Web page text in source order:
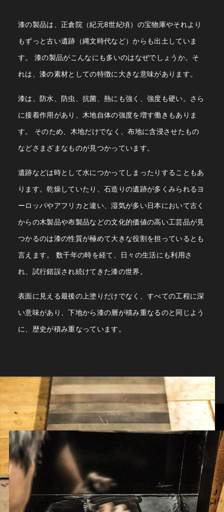
漆の製品は、正倉院（紀元8世紀頃）の宝物庫やそれより
もずっと古い遺跡（縄文時代など）からも出土していま
す。
れは、漆の素材としての特徴に大きな意味があります。
漆は、防水、防虫、抗菌、熱にも強く、強度も硬い。さら
に接着作用があり、木地自体の強度を増す働きもありま
す。
などさまざまなものが見つかっています。
遺跡などは時として水につかってしまったりすることもあ
ります。乾燥していたり、石造りの遺跡が多くみられるヨ
ーロッパやアフリカと違い、湿気が多い日本において古く
からの木製品や布製品などの文化的価値の高い工芸品が見
つかるのは漆の性質が極めて大きな役割を担っているとも
言えます。 数千年の時を経て、日々の生活にも利用さ
れ、試行錯誤され続けてきた漆の世界。
表面に見える最後の上塗りだけでなく、すべての工程に深
い意味があり、下地から漆の層が積み重なるのと同じよう
に、歴史が積み重なっています。